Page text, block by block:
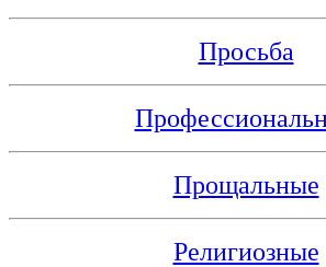
Просьба
Прощальные
Религиозные